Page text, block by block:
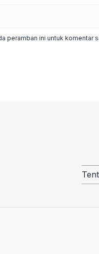
peramban ini untuk komentar